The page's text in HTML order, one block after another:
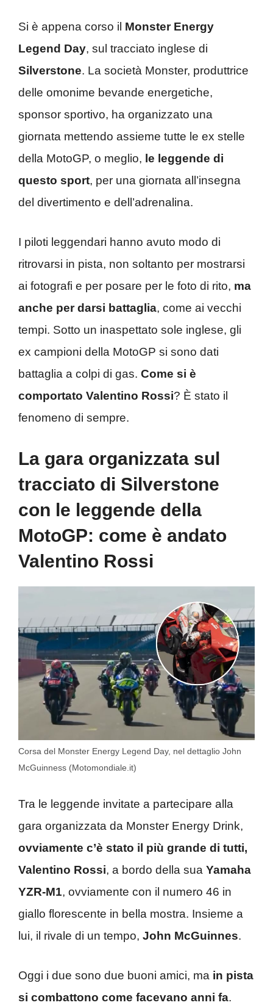
Si è appena corso il Monster Energy
Legend Day, sul tracciato inglese di
Silverstone. La società Monster, produttrice
delle omonime bevande energetiche,
sponsor sportivo, ha organizzato una
giornata mettendo assieme tutte le ex stelle
della MotoGP, o meglio, le leggende di
questo sport, per una giornata all’insegna
del divertimento e dell’adrenalina.
I piloti leggendari hanno avuto modo di
ritrovarsi in pista, non soltanto per mostrarsi
ai fotografi e per posare per le foto di rito, ma
anche per darsi battaglia, come ai vecchi
tempi. Sotto un inaspettato sole inglese, gli
ex campioni della MotoGP si sono dati
battaglia a colpi di gas. Come si è
comportato Valentino Rossi? È stato il
fenomeno di sempre.
La gara organizzata sul
tracciato di Silverstone
con le leggende della
MotoGP: come è andato
Valentino Rossi
Corsa del Monster Energy Legend Day, nel dettaglio John
McGuinness (Motomondiale.it)
Tra le leggende invitate a partecipare alla
gara organizzata da Monster Energy Drink,
ovviamente c’è stato il più grande di tutti,
Valentino Rossi, a bordo della sua Yamaha
YZR-M1, ovviamente con il numero 46 in
giallo florescente in bella mostra. Insieme a
lui, il rivale di un tempo, John McGuinnes.
Oggi i due sono due buoni amici, ma in pista
si combattono come facevano anni fa.